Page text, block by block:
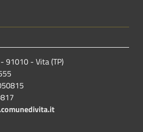
91010 - Vita (TP)